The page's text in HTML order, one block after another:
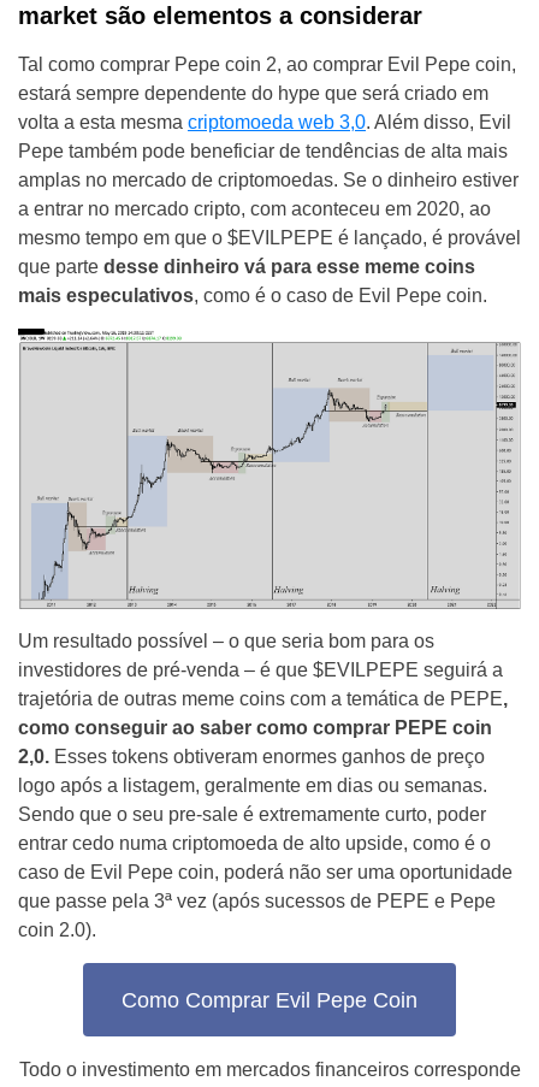
market são elementos a considerar
Tal como comprar Pepe coin 2, ao comprar Evil Pepe coin,
estará sempre dependente do hype que será criado em
volta a esta mesma criptomoeda web 3,0. Além disso, Evil
Pepe também pode beneficiar de tendências de alta mais
amplas no mercado de criptomoedas. Se o dinheiro estiver
a entrar no mercado cripto, com aconteceu em 2020, ao
mesmo tempo em que o $EVILPEPE é lançado, é provável
que parte desse dinheiro vá para esse meme coins
mais especulativos, como é o caso de Evil Pepe coin.
Um resultado possível – o que seria bom para os
investidores de pré-venda – é que $EVILPEPE seguirá a
trajetória de outras meme coins com a temática de PEPE,
como conseguir ao saber como comprar PEPE coin
2,0. Esses tokens obtiveram enormes ganhos de preço
logo após a listagem, geralmente em dias ou semanas.
Sendo que o seu pre-sale é extremamente curto, poder
entrar cedo numa criptomoeda de alto upside, como é o
caso de Evil Pepe coin, poderá não ser uma oportunidade
que passe pela 3ª vez (após sucessos de PEPE e Pepe
coin 2.0).
Como Comprar Evil Pepe Coin
Todo o investimento em mercados financeiros corresponde